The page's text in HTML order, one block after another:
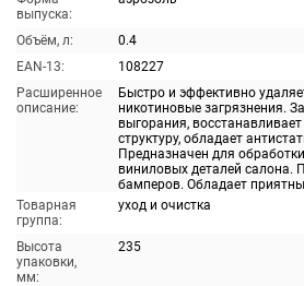
выпуска:
Объём, л:
0.4
EAN-13:
108227
Расширенное
описание:
Быстро и эффективно
никотиновые загрязнения.
выгорания,
структуру, обладает
Предназначен для
виниловых деталей салона.
бамперов. Обладает
Товарная
группа:
уход и очистка
Высота
упаковки,
мм:
235